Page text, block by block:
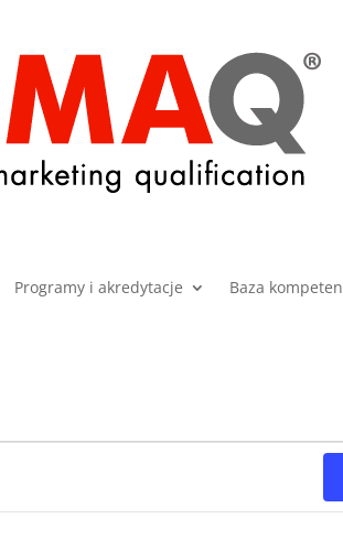
Programy i akredytacje Baza